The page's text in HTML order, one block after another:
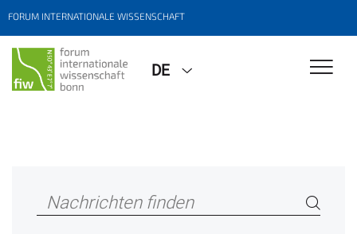
FORUM INTERNATIONALE WISSENSCHAFT
DE